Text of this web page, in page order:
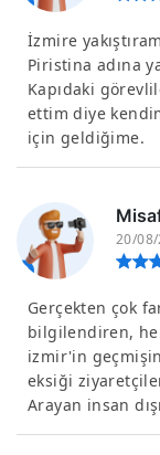
İzmire
Piristina adına
Kapıdaki
ettim diye
için geldiğime.
20/
Gerçekten çok
bilgilendiren,
izmir'in
eksiği
Arayan insan